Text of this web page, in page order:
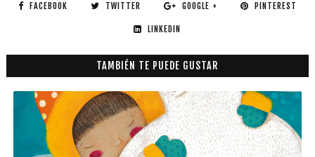
FACEBOOK TWITTER GOOGLE + PINTEREST
LINKEDIN
TAMBIÉN TE PUEDE GUSTAR